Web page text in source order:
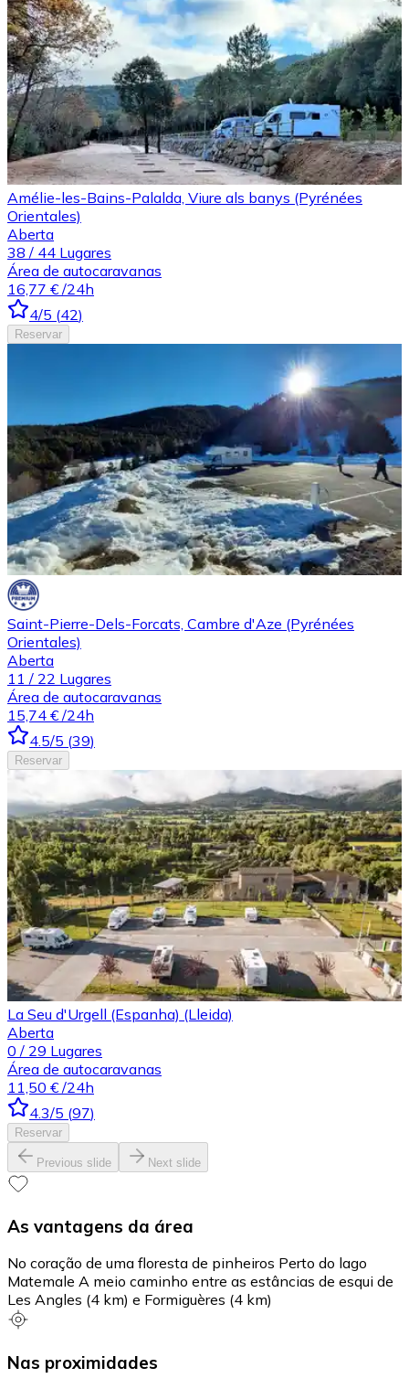
Amélie-les-Bains-Palalda, Viure als banys (Pyrénées
Orientales)
Aberta
38 / 44 Lugares
Área de autocaravanas
16,77 € /24h
4/5 (42)
Reservar
Saint-Pierre-Dels-Forcats, Cambre d'Aze (Pyrénées
Orientales)
Aberta
11 / 22 Lugares
Área de autocaravanas
15,74 € /24h
4.5/5 (39)
Reservar
La Seu d'Urgell (Espanha) (Lleida)
Aberta
0 / 29 Lugares
Área de autocaravanas
11,50 € /24h
4.3/5 (97)
Reservar
Previous slide Next slide
As vantagens da área
No coração de uma floresta de pinheiros Perto do lago
Matemale A meio caminho entre as estâncias de esqui de
Les Angles (4 km) e Formiguères (4 km)
Nas proximidades